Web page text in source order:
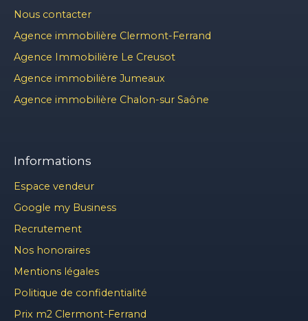
Nous contacter
Agence immobilière Clermont-Ferrand
Agence Immobilière Le Creusot
Agence immobilière Jumeaux
Agence immobilière Chalon-sur Saône
Informations
Espace vendeur
Google my Business
Recrutement
Nos honoraires
Mentions légales
Politique de confidentialité
Prix m2 Clermont-Ferrand